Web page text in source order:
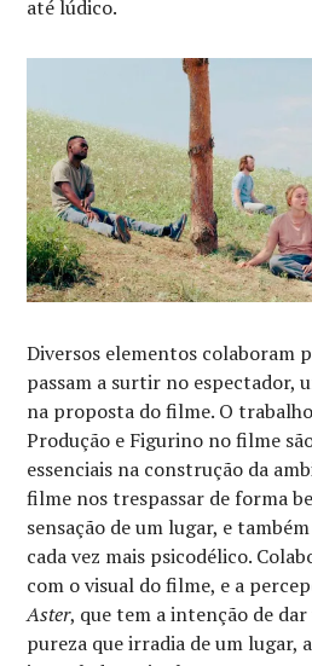
até lúdico.
Diversos elementos colaboram
passam a surtir no espectador,
na proposta do filme. O
Produção e Figurino no filme
essenciais na construção da
filme nos trespassar de forma
sensação de um lugar, e
cada vez mais psicodélico.
com o visual do filme, e a
Aster, que tem a intenção de dar
pureza que irradia de um lugar,